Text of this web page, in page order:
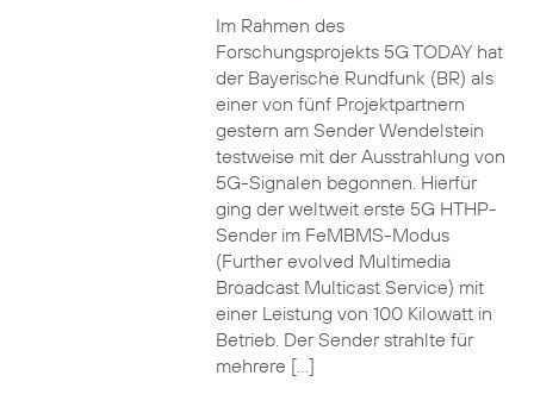
Im Rahmen des
Forschungsprojekts 5G TODAY hat
der Bayerische Rundfunk (BR) als
einer von fünf Projektpartnern
gestern am Sender Wendelstein
testweise mit der Ausstrahlung von
5G-Signalen begonnen. Hierfür
ging der weltweit erste 5G HTHP-
Sender im FeMBMS-Modus
(Further evolved Multimedia
Broadcast Multicast Service) mit
einer Leistung von 100 Kilowatt in
Betrieb. Der Sender strahlte für
mehrere […]